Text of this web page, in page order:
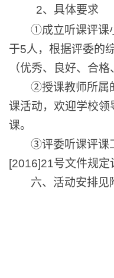
2、具体要求
①成立听课评课
于5人，根据评委的
（优秀、良好、合格
②授课教师所属
课活动，欢迎学校
课。
③评委听课评课
[2016]21号文件规定
六、活动安排见